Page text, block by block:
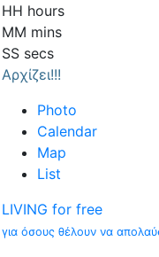
HH hours
MM mins
SS secs
Αρχίζει!!!
Photo
Calendar
Map
List
LIVING for free
για όσους θέλουν να